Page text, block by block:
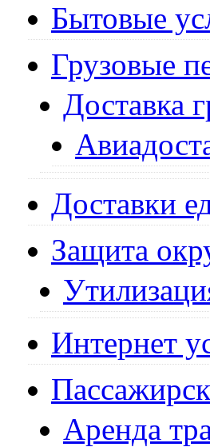
Бытовые
Грузовые
Доставка
Доставки
Защита
Интернет
Аренда